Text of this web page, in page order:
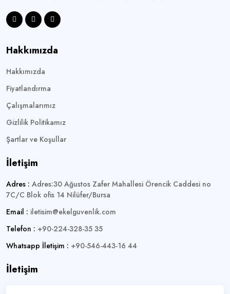
Hakkımızda
Hakkımızda
Fiyatlandırma
Çalışmalarımız
Gizlilik Politikamız
Şartlar ve Koşullar
İletişim
Adres : Adres:30 Ağustos Zafer Mahallesi Örencik Caddesi no
7C/C Blok ofis 14 Nilüfer/Bursa
Email : iletisim@ekelguvenlik.com
Telefon : +90-224-328-35 35
Whatsapp İletişim : +90-546-443-16 44
İletişim